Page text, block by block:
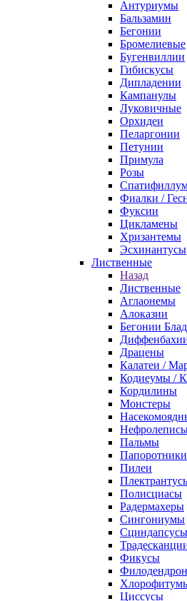
Антуриумы
Бальзамин
Бегонии
Бромелиевые
Бугенвиллии
Гибискусы
Дипладении
Кампанулы
Луковичные
Орхидеи
Пеларгонии
Петунии
Примула
Розы
Фиалки /
Фуксии
Цикламены
Хризантемы
Эсхинантусы
Лиственные
Назад
Лиственные
Аглаонемы
Алоказии
Бегонии
Драцены
Калатеи /
Кодиеумы /
Кордилины
Монстеры
Пальмы
Папоротники
Пилеи
Полисциасы
Радермахеры
Сингониумы
Фикусы
Циссусы